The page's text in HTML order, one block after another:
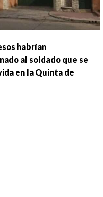
habrían
al soldado que se
en la Quinta de